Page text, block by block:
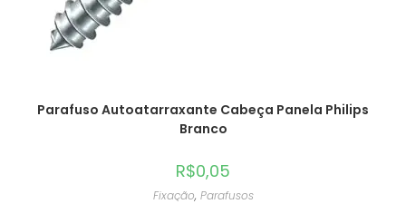
Parafuso Autoatarraxante Cabeça Panela Philips
Branco
R$0,05
Fixação, Parafusos